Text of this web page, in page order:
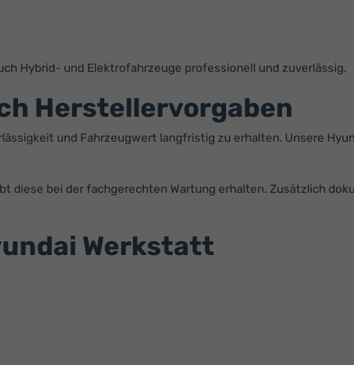
Hybrid- und Elektrofahrzeuge professionell und zuverlässig.
Herstellervorgaben
und Fahrzeugwert langfristig zu erhalten. Unsere
diese bei der fachgerechten Wartung erhalten. Zusätzlich
Werkstatt